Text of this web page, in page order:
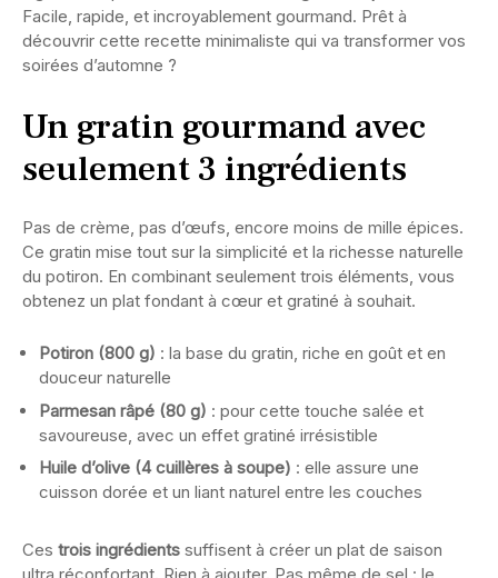
Facile, rapide, et incroyablement gourmand. Prêt à
découvrir cette recette minimaliste qui va transformer vos
soirées d’automne ?
Un gratin gourmand avec
seulement 3 ingrédients
Pas de crème, pas d’œufs, encore moins de mille épices.
Ce gratin mise tout sur la simplicité et la richesse naturelle
du potiron. En combinant seulement trois éléments, vous
obtenez un plat fondant à cœur et gratiné à souhait.
Potiron (800 g) : la base du gratin, riche en goût et en
douceur naturelle
Parmesan râpé (80 g) : pour cette touche salée et
savoureuse, avec un effet gratiné irrésistible
Huile d’olive (4 cuillères à soupe) : elle assure une
cuisson dorée et un liant naturel entre les couches
Ces trois ingrédients suffisent à créer un plat de saison